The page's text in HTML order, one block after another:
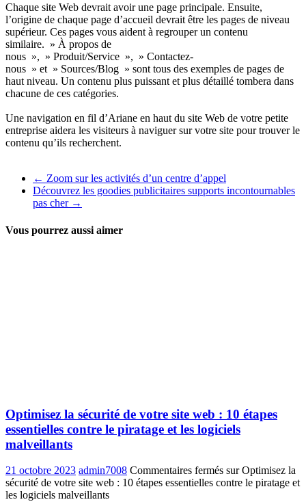
Chaque site Web devrait avoir une page principale. Ensuite,
l’origine de chaque page d’accueil devrait être les pages de niveau
supérieur. Ces pages vous aident à regrouper un contenu
similaire. » À propos de
nous », » Produit/Service », » Contactez-
nous » et » Sources/Blog » sont tous des exemples de pages de
haut niveau. Un contenu plus puissant et plus détaillé tombera dans
chacune de ces catégories.
Une navigation en fil d’Ariane en haut du site Web de votre petite
entreprise aidera les visiteurs à naviguer sur votre site pour trouver le
contenu qu’ils recherchent.
← Zoom sur les activités d’un centre d’appel
Découvrez les goodies publicitaires supports incontournables
pas cher →
Vous pourrez aussi aimer
Optimisez la sécurité de votre site web : 10 étapes
essentielles contre le piratage et les logiciels
malveillants
21 octobre 2023 admin7008 Commentaires fermés sur Optimisez la
sécurité de votre site web : 10 étapes essentielles contre le piratage et
les logiciels malveillants